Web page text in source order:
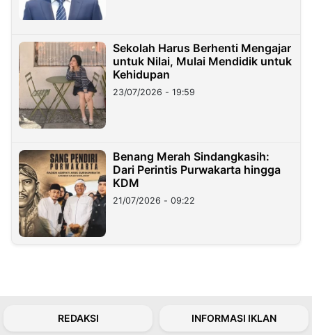
Sekolah Harus Berhenti Mengajar
untuk Nilai, Mulai Mendidik untuk
Kehidupan
23/07/2026 - 19:59
Benang Merah Sindangkasih:
Dari Perintis Purwakarta hingga
KDM
21/07/2026 - 09:22
REDAKSI INFORMASI IKLAN